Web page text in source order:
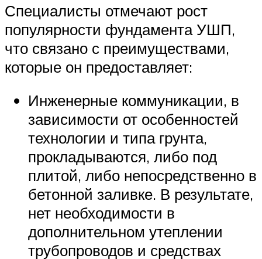
Специалисты отмечают рост
популярности фундамента УШП,
что связано с преимуществами,
которые он предоставляет:
Инженерные коммуникации, в
зависимости от особенностей
технологии и типа грунта,
прокладываются, либо под
плитой, либо непосредственно в
бетонной заливке. В результате,
нет необходимости в
дополнительном утеплении
трубопроводов и средствах